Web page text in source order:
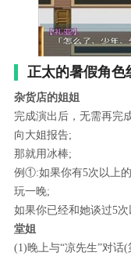
正太的暑假角色
杂货店的姐姐
完成演出后，无需再完
向大姐报告;
那就用冰棒;
例①:如果你有5次以上
玩一晚;
如果你已经和她谈过5
堂姐
(1)晚上与“凉先生”对话